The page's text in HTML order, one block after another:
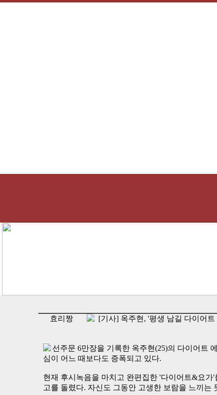
효리짱 [기사] 옥주현, '평생 남길 다이어트
선주문 6만장을 기록한 옥주현(25)의 다이어트
심이 어느 때보다도 증폭되고 있다.
현재 후시녹음을 마치고 완편집한 '다이어트&요
고를 돌렸다. 자신도 그동안 고생한 보람을 느끼